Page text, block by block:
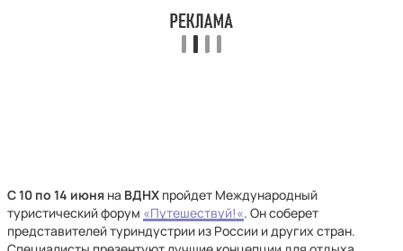
С 10 по 14 июня на ВДНХ пройдет Международный
туристический форум «Путешествуй!«. Он соберет
представителей туриндустрии из России и других стран.